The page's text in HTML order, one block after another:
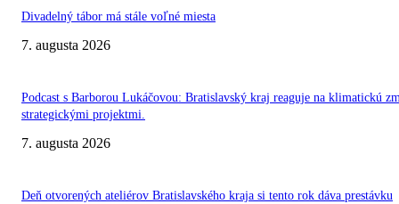
Divadelný tábor má stále voľné miesta
7. augusta 2026
Podcast s Barborou Lukáčovou: Bratislavský kraj reaguje na klimatickú
strategickými projektmi.
7. augusta 2026
Deň otvorených ateliérov Bratislavského kraja si tento rok dáva prestávku